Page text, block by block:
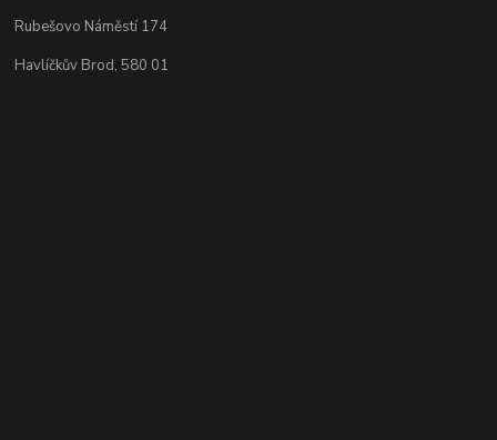
Rubešovo Náměstí 174
Havlíčkův Brod, 580 01